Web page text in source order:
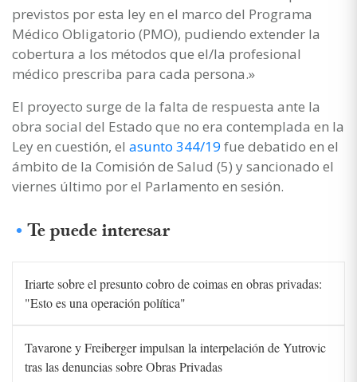
previstos por esta ley en el marco del Programa
Médico Obligatorio (PMO), pudiendo extender la
cobertura a los métodos que el/la profesional
médico prescriba para cada persona.»
El proyecto surge de la falta de respuesta ante la
obra social del Estado que no era contemplada en la
Ley en cuestión, el asunto 344/19 fue debatido en el
ámbito de la Comisión de Salud (5) y sancionado el
viernes último por el Parlamento en sesión.
Te puede interesar
Iriarte sobre el presunto cobro de coimas en obras privadas:
"Esto es una operación política"
Tavarone y Freiberger impulsan la interpelación de Yutrovic
tras las denuncias sobre Obras Privadas